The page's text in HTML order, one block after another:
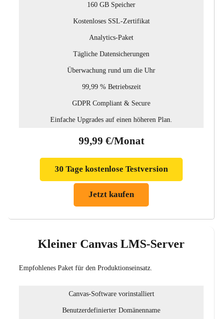
160 GB Speicher
Kostenloses SSL-Zertifikat
Analytics-Paket
Tägliche Datensicherungen
Überwachung rund um die Uhr
99,99 % Betriebszeit
GDPR Compliant & Secure
Einfache Upgrades auf einen höheren Plan.
99,99 €/Monat
30 Tage kostenlose Testversion
Jetzt kaufen
Kleiner Canvas LMS-Server
Empfohlenes Paket für den Produktionseinsatz.
Canvas-Software vorinstalliert
Benutzerdefinierter Domänenname